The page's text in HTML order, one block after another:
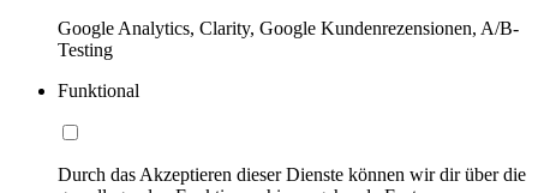
Google Analytics, Clarity, Google Kundenrezensionen, A/B-
Testing
Funktional
Durch das Akzeptieren dieser Dienste können wir dir über die